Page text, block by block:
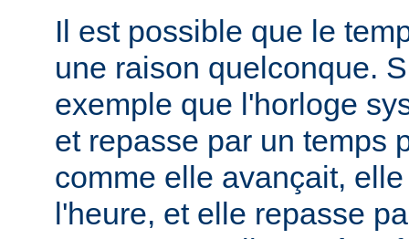
Il est possible que le
une raison quelconque.
exemple que l'horloge
et repasse par un temps
comme elle avançait,
l'heure, et elle repasse